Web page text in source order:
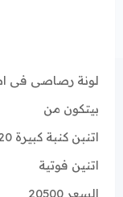
لونة رصاصى فى
بيتكون من
اتنبن كنبة كبيرة 220 سم
اتنين فوتية
السعر 20500